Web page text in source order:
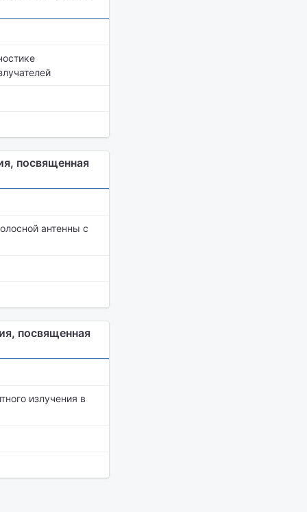
посвященная
антенны с
посвященная
излучения в